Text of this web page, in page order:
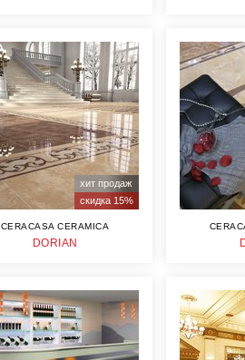
хит продаж
скидка 15%
CERACASA CERAMICA
DORIAN